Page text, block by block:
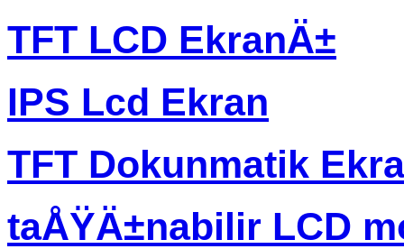
TFT LCD EkranÄ±
IPS Lcd Ekran
TFT Dokunmatik
taÅŸÄ±nabilir LCD